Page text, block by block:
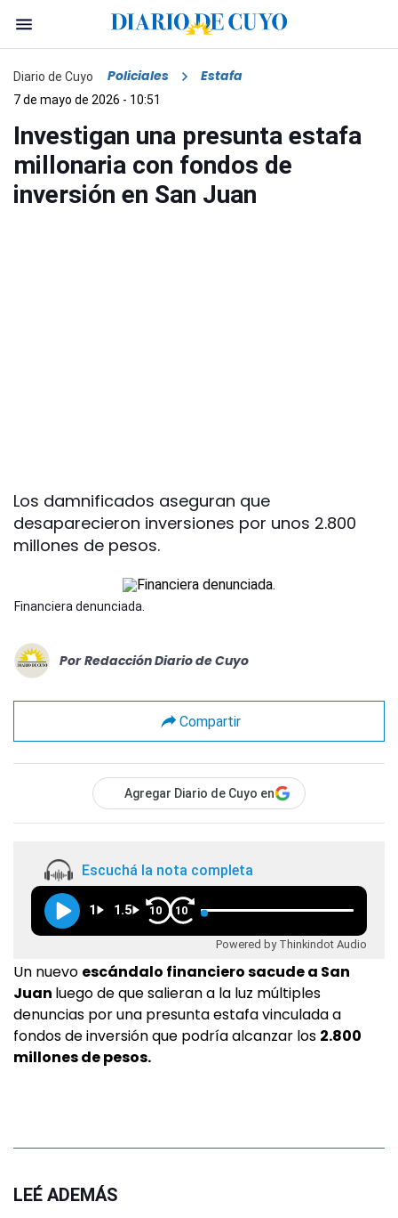
Diario de Cuyo Policiales Estafa
7 de mayo de 2026 - 10:51
Investigan una presunta estafa
millonaria con fondos de
inversión en San Juan
Los damnificados aseguran que
desaparecieron inversiones por unos 2.800
millones de pesos.
Financiera denunciada.
Por Redacción Diario de Cuyo
Compartir
Agregar Diario de Cuyo en
Escuchá la nota completa
1 1.5 10 10
Powered by Thinkindot Audio
Un nuevo escándalo financiero sacude a San
Juan luego de que salieran a la luz múltiples
denuncias por una presunta estafa vinculada a
fondos de inversión que podría alcanzar los 2.800
millones de pesos.
LEÉ ADEMÁS